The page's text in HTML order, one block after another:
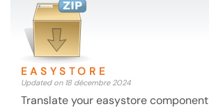
EASYSTORE
Updated on 18 décembre 2024
Translate your easystore component